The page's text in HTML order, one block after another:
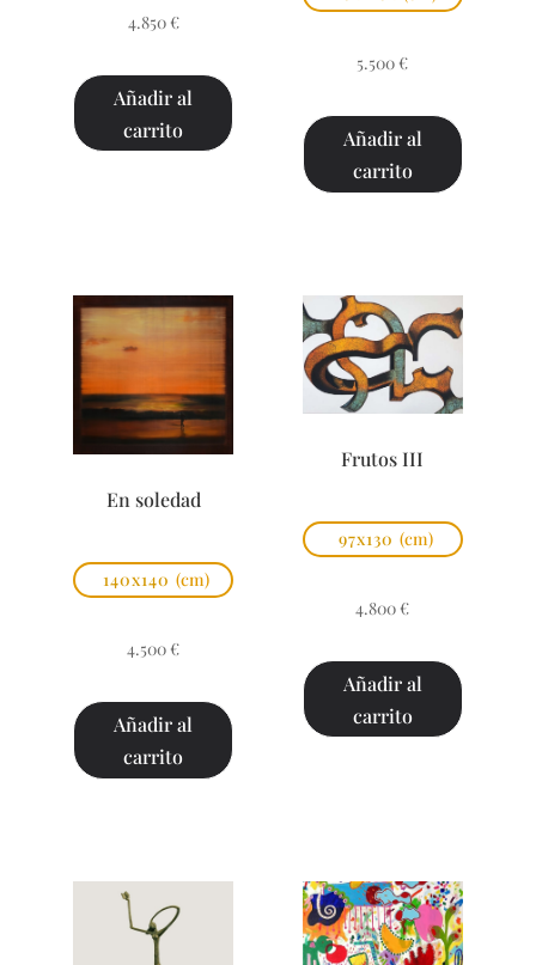
4.850 €
Añadir al
carrito
5.500 €
Añadir al
carrito
En soledad
140x140 (cm)
4.500 €
Añadir al
carrito
Frutos III
97x130 (cm)
4.800 €
Añadir al
carrito